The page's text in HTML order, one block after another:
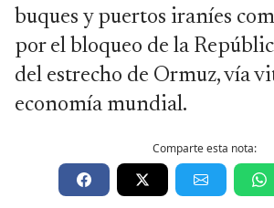
buques y puertos iraníes
por el bloqueo de la
del estrecho de Ormuz, vía
economía mundial.
Comparte esta nota: